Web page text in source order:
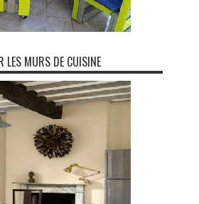
LES MURS DE CUISINE